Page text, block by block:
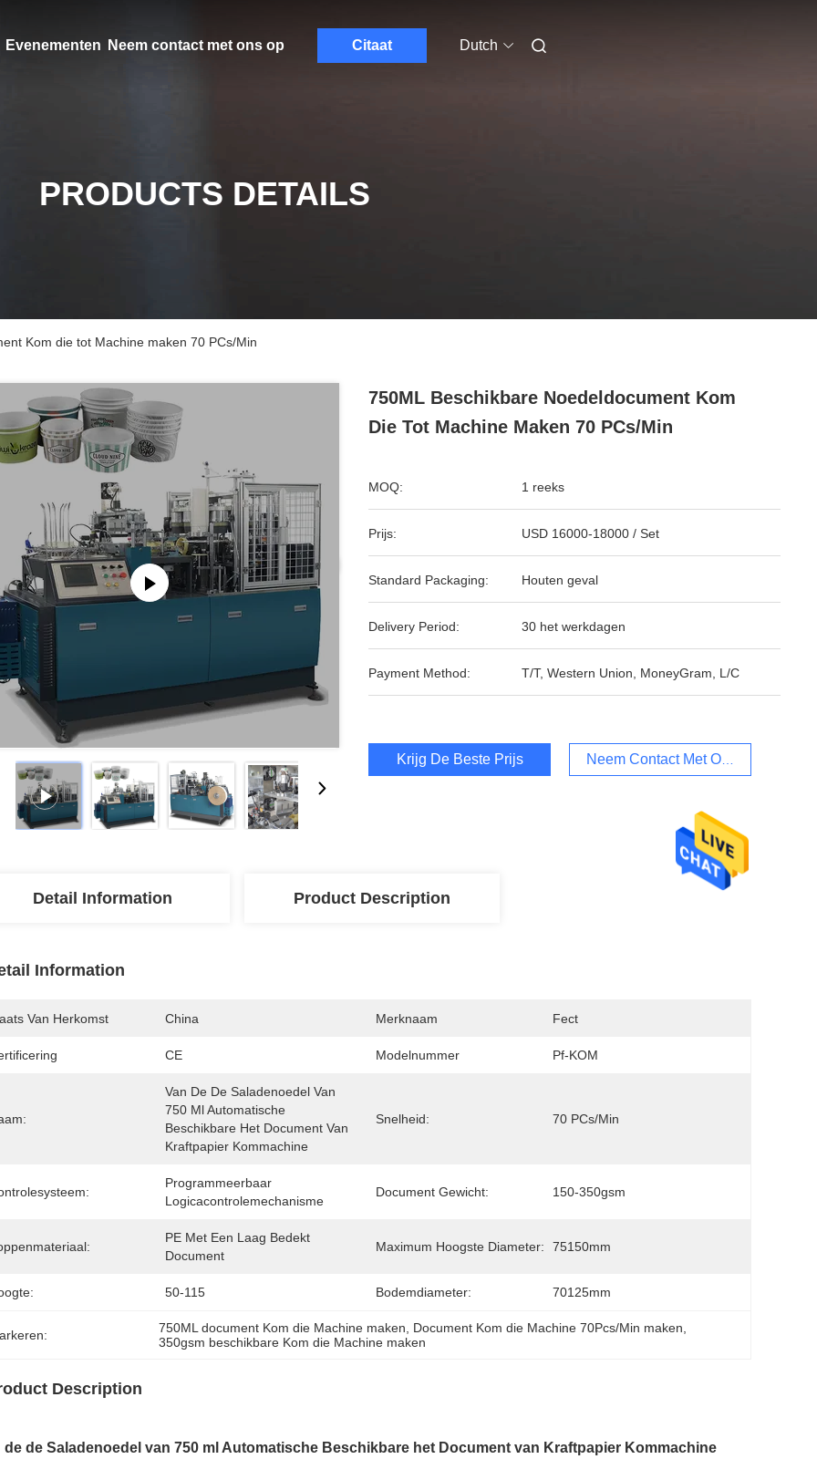
Evenementen Neem contact met ons op Citaat Dutch
PRODUCTS DETAILS
Kom die tot Machine maken 70 PCs/Min
750ML Beschikbare Noedeldocument Kom
Die Tot Machine Maken 70 PCs/Min
MOQ: 1 reeks
Prijs: USD 16000-18000 / Set
Standard Packaging: Houten geval
Delivery Period: 30 het werkdagen
Payment Method: T/T, Western Union, MoneyGram, L/C
Krijg De Beste Prijs Neem Contact Met Ons Op
Detail Information Product Description
Information
Van Herkomst China Merknaam Fect
CE Modelnummer Pf-KOM
Van De De Saladenoedel Van
750 Ml Automatische
Beschikbare Het Document Van
Kraftpapier Kommachine
Snelheid: 70 PCs/min
Programmeerbaar
Logicacontrolemechanisme
Document Gewicht: 150-350gsm
PE Met Een Laag Bedekt
Document
Maximum Hoogste Diameter: 75150mm
50-115 Bodemdiameter: 70125mm
750ML document Kom die Machine maken Document Kom die Machine 70Pcs/Min maken
350gsm beschikbare Kom die Machine maken
Description
de de Saladenoedel van 750 ml Automatische Beschikbare het Document van Kraftpapier Kommachine